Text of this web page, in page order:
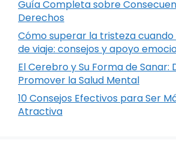
Guía Completa sobre
Derechos
Cómo superar la tristeza cuando
de viaje: consejos y apoyo
El Cerebro y Su Forma de Sanar:
Promover la Salud Mental
10 Consejos Efectivos para Ser
Atractiva